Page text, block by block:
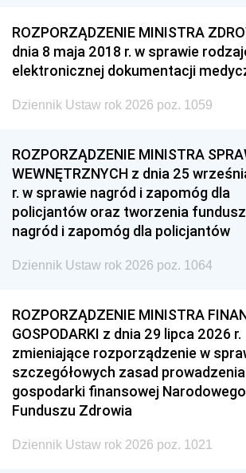
ROZPORZĄDZENIE MINISTRA
dnia 8 maja 2018 r. w sprawie
elektronicznej dokumentacji
Dziennik Ustaw rok 2026 poz. 1059
ROZPORZĄDZENIE MINISTRA
WEWNĘTRZNYCH z dnia 25
r. w sprawie nagród i zapomóg dla
policjantów oraz tworzenia
nagród i zapomóg dla policjantów
Dziennik Ustaw rok 2026 poz. 1064
ROZPORZĄDZENIE MINISTRA
GOSPODARKI z dnia 29 lipca 2026 r.
zmieniające rozporządzenie w
szczegółowych zasad prowadzenia
gospodarki finansowej Narodowego
Funduszu Zdrowia
Dziennik Ustaw rok 2026 poz. 1021